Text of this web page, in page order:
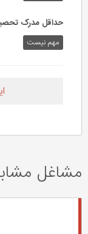
حداقل مدرک
مهم نیست
مشاغل